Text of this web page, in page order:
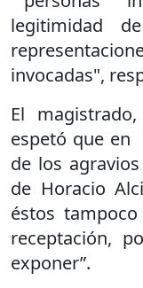
legitimidad
invocadas",
El
espetó que en
de los
de Horacio
éstos
receptación,
exponer”.